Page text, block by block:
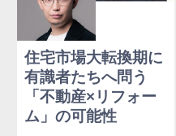
住宅市場大転換期に
有識者たちへ問う
「不動産×リフォー
ム」の可能性